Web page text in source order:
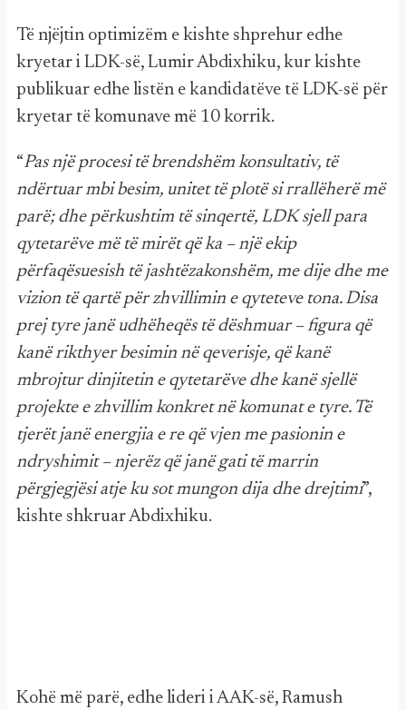
Të njëjtin optimizëm e kishte shprehur edhe
kryetar i LDK-së, Lumir Abdixhiku, kur kishte
publikuar edhe listën e kandidatëve të LDK-së për
kryetar të komunave më 10 korrik.
“Pas një procesi të brendshëm konsultativ, të
ndërtuar mbi besim, unitet të plotë si rrallëherë më
parë; dhe përkushtim të sinqertë, LDK sjell para
qytetarëve më të mirët që ka – një ekip
përfaqësuesish të jashtëzakonshëm, me dije dhe me
vizion të qartë për zhvillimin e qyteteve tona. Disa
prej tyre janë udhëheqës të dëshmuar – figura që
kanë rikthyer besimin në qeverisje, që kanë
mbrojtur dinjitetin e qytetarëve dhe kanë sjellë
projekte e zhvillim konkret në komunat e tyre. Të
tjerët janë energjia e re që vjen me pasionin e
ndryshimit – njerëz që janë gati të marrin
përgjegjësi atje ku sot mungon dija dhe drejtimi”,
kishte shkruar Abdixhiku.
Kohë më parë, edhe lideri i AAK-së, Ramush